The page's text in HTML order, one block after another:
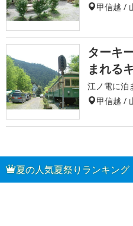
甲信越 /
ターキ
まれる
江ノ電に泊
甲信越 /
夏の人気夏祭りランキング